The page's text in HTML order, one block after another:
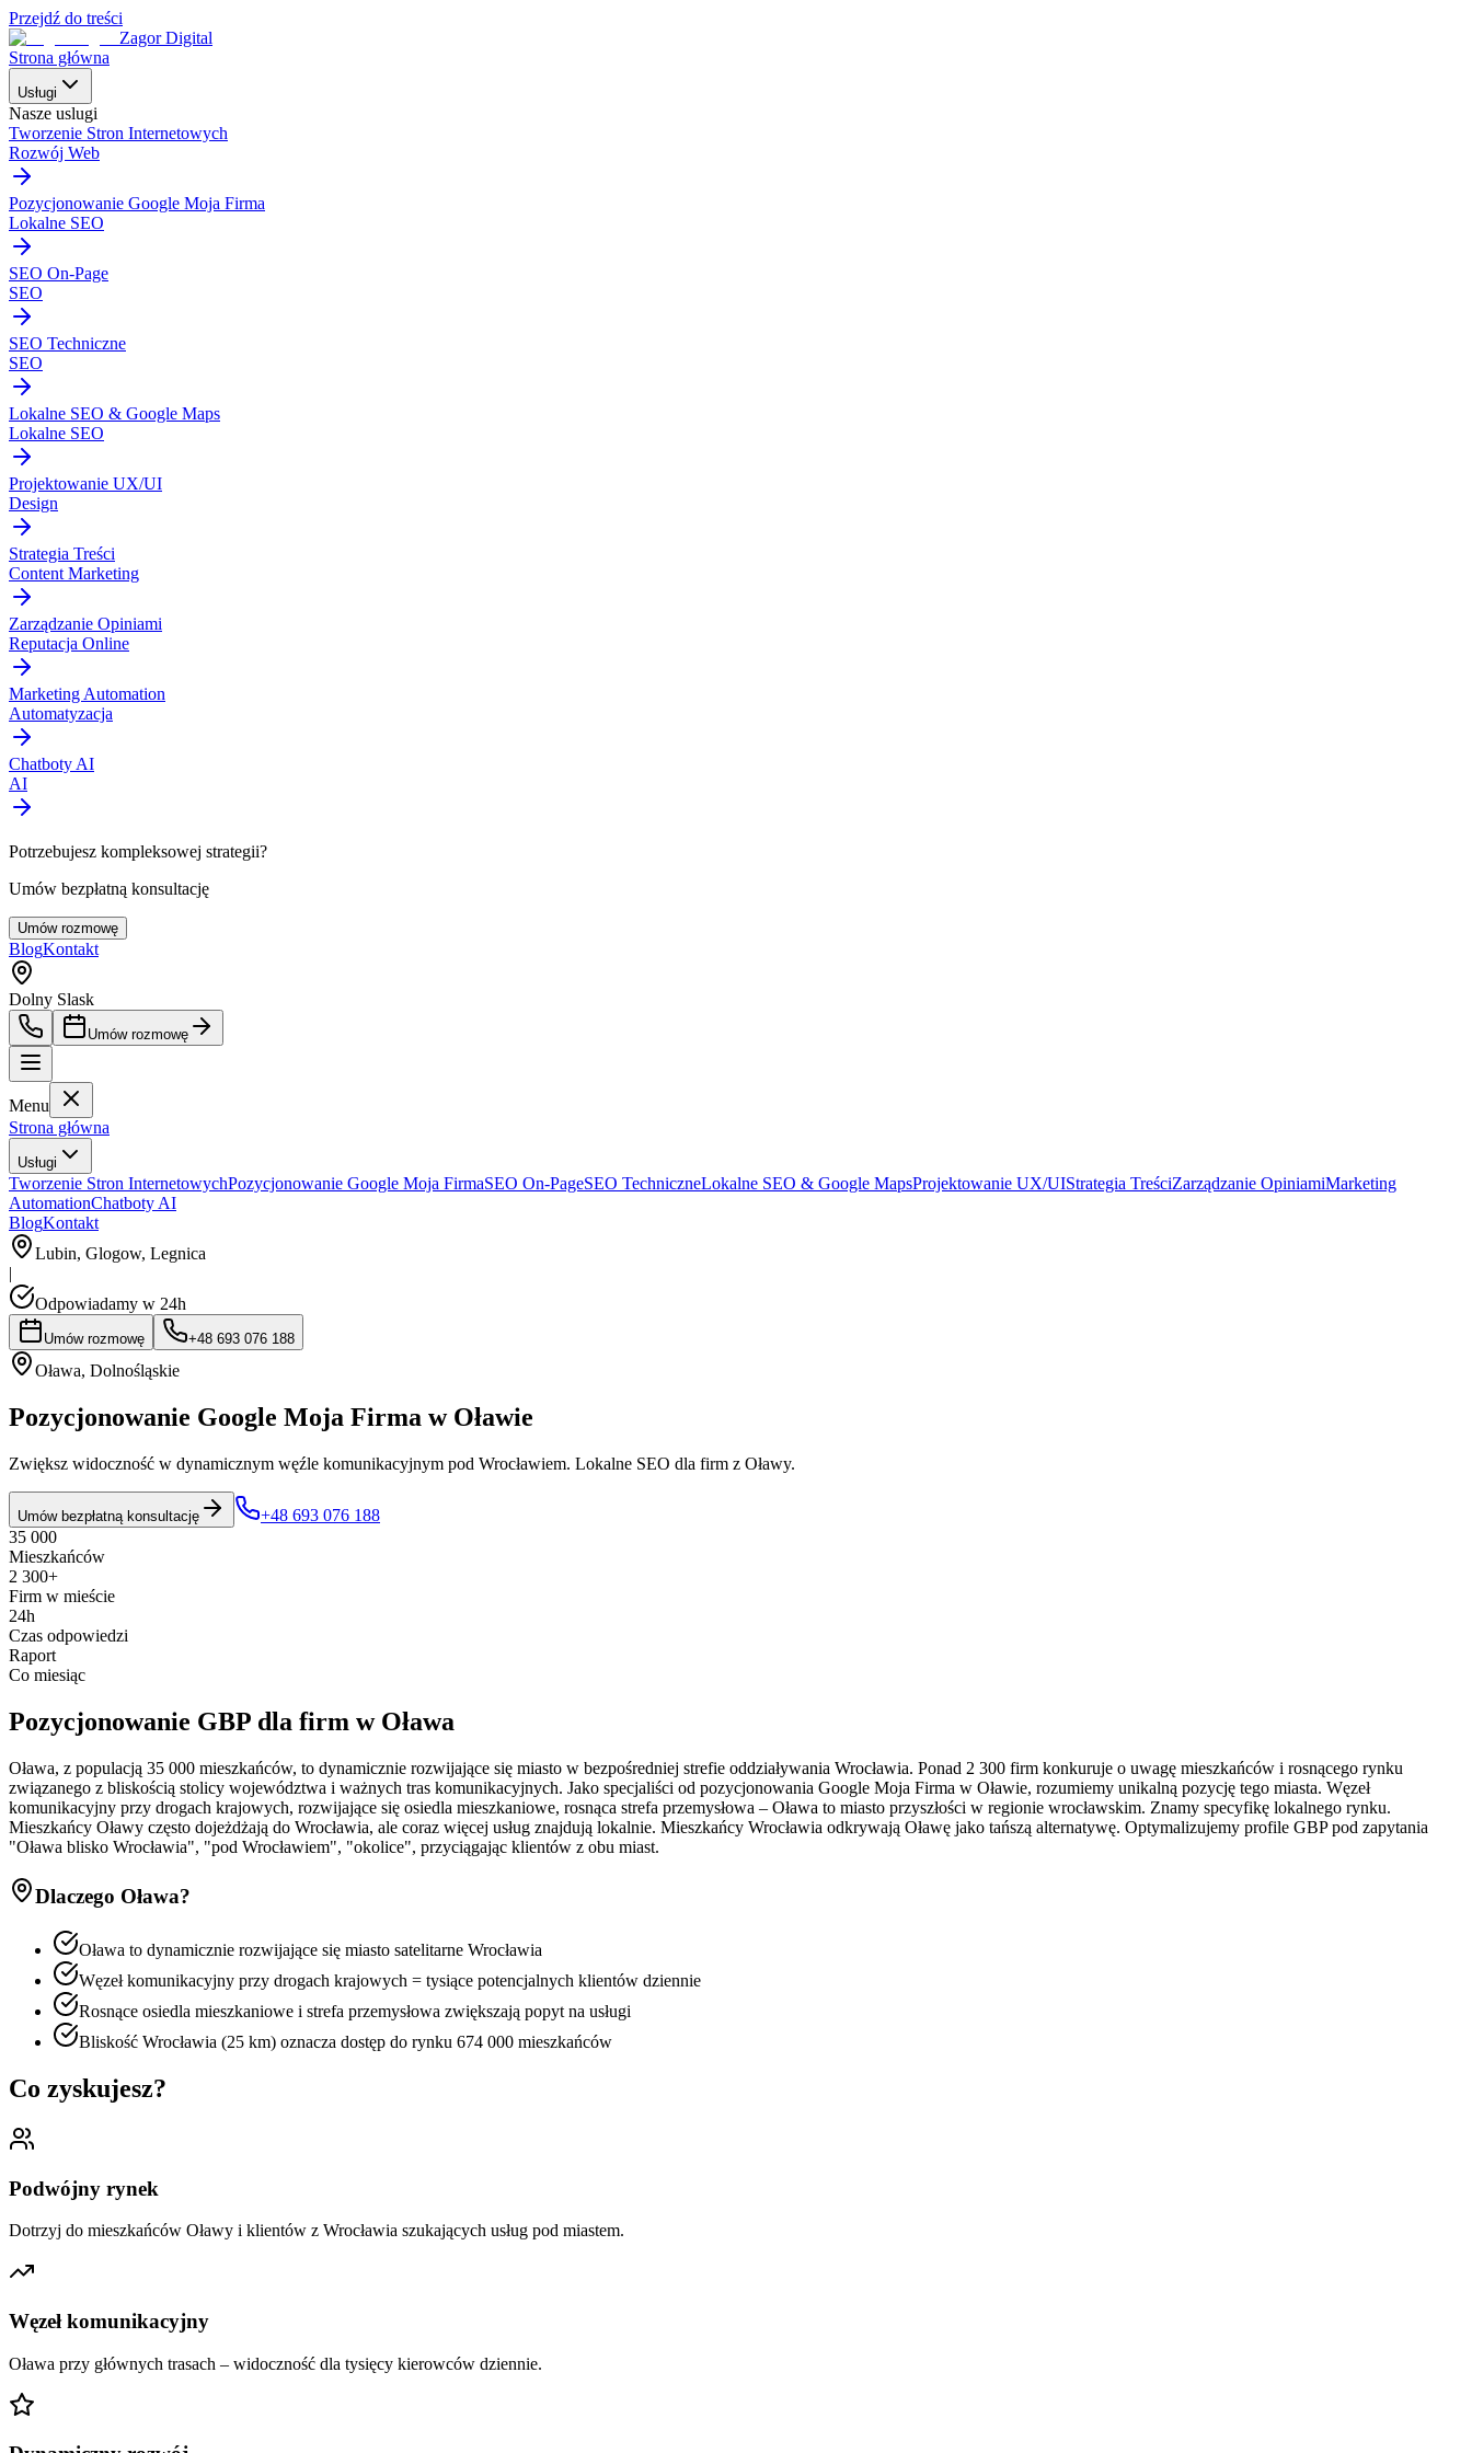
Przejdź do treści
Zagor Digital
Strona główna
Usługi
Nasze uslugi
Tworzenie Stron Internetowych
Rozwój Web
Pozycjonowanie Google Moja Firma
Lokalne SEO
SEO On-Page
SEO
SEO Techniczne
SEO
Lokalne SEO & Google Maps
Lokalne SEO
Projektowanie UX/UI
Design
Strategia Treści
Content Marketing
Zarządzanie Opiniami
Reputacja Online
Marketing Automation
Automatyzacja
Chatboty AI
AI
Potrzebujesz kompleksowej strategii?
Umów bezpłatną konsultację
Umów rozmowę
BlogKontakt
Dolny Slask
Umów rozmowę
Menu
Strona główna
Usługi
Tworzenie Stron InternetowychPozycjonowanie Google Moja FirmaSEO On-PageSEO TechniczneLokalne SEO & Google MapsProjektowanie UX/UIStrategia TreściZarządzanie OpiniamiMarketing
AutomationChatboty AI
BlogKontakt
Lubin, Glogow, Legnica
|
Odpowiadamy w 24h
Umów rozmowę +48 693 076 188
Oława, Dolnośląskie
Pozycjonowanie Google Moja Firma w Oławie
Zwiększ widoczność w dynamicznym węźle komunikacyjnym pod Wrocławiem. Lokalne SEO dla firm z Oławy.
Umów bezpłatną konsultację
+48 693 076 188
35 000
Mieszkańców
2 300+
Firm w mieście
24h
Czas odpowiedzi
Raport
Co miesiąc
Pozycjonowanie GBP dla firm w Oława
Oława, z populacją 35 000 mieszkańców, to dynamicznie rozwijające się miasto w bezpośredniej strefie oddziaływania Wrocławia. Ponad 2 300 firm konkuruje o uwagę mieszkańców i rosnącego rynku
związanego z bliskością stolicy województwa i ważnych tras komunikacyjnych. Jako specjaliści od pozycjonowania Google Moja Firma w Oławie, rozumiemy unikalną pozycję tego miasta. Węzeł
komunikacyjny przy drogach krajowych, rozwijające się osiedla mieszkaniowe, rosnąca strefa przemysłowa – Oława to miasto przyszłości w regionie wrocławskim. Znamy specyfikę lokalnego rynku.
Mieszkańcy Oławy często dojeżdżają do Wrocławia, ale coraz więcej usług znajdują lokalnie. Mieszkańcy Wrocławia odkrywają Oławę jako tańszą alternatywę. Optymalizujemy profile GBP pod zapytania
"Oława blisko Wrocławia", "pod Wrocławiem", "okolice", przyciągając klientów z obu miast.
Dlaczego Oława?
Oława to dynamicznie rozwijające się miasto satelitarne Wrocławia
Węzeł komunikacyjny przy drogach krajowych = tysiące potencjalnych klientów dziennie
Rosnące osiedla mieszkaniowe i strefa przemysłowa zwiększają popyt na usługi
Bliskość Wrocławia (25 km) oznacza dostęp do rynku 674 000 mieszkańców
Co zyskujesz?
Podwójny rynek
Dotrzyj do mieszkańców Oławy i klientów z Wrocławia szukających usług pod miastem.
Węzeł komunikacyjny
Oława przy głównych trasach – widoczność dla tysięcy kierowców dziennie.